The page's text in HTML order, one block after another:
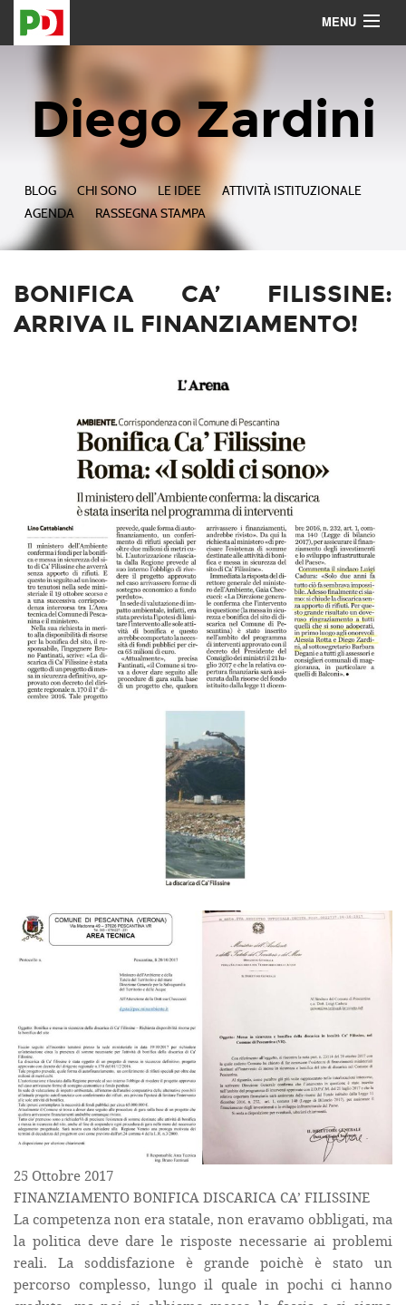
MENU
Diego Zardini
BLOG CHI SONO LE IDEE
ATTIVITÀ ISTITUZIONALE
AGENDA
RASSEGNA STAMPA
BONIFICA CA’ FILISSINE:
ARRIVA IL FINANZIAMENTO!
25 Ottobre 2017
FINANZIAMENTO BONIFICA DISCARICA CA’ FILISSINE
La competenza non era statale, non eravamo obbligati, ma
la politica deve dare le risposte necessarie ai problemi
reali. La soddisfazione è grande poichè è stato un
percorso complesso, lungo il quale in pochi ci hanno